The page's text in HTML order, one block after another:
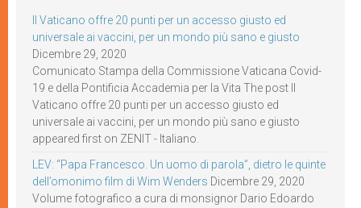
Il Vaticano offre 20 punti per un accesso giusto ed
universale ai vaccini, per un mondo più sano e giusto
Dicembre 29, 2020
Comunicato Stampa della Commissione Vaticana Covid-
19 e della Pontificia Accademia per la Vita The post Il
Vaticano offre 20 punti per un accesso giusto ed
universale ai vaccini, per un mondo più sano e giusto
appeared first on ZENIT - Italiano.
LEV: “Papa Francesco. Un uomo di parola”, dietro le quinte
dell’omonimo film di Wim Wenders Dicembre 29, 2020
Volume fotografico a cura di monsignor Dario Edoardo